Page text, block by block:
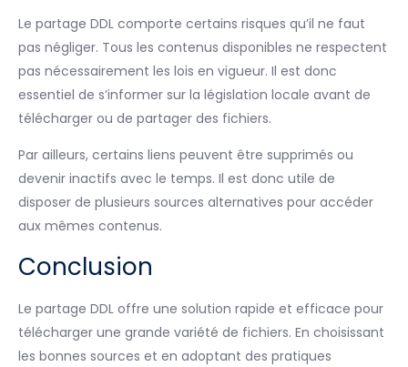
Le partage DDL comporte certains risques qu’il ne faut
pas négliger. Tous les contenus disponibles ne respectent
pas nécessairement les lois en vigueur. Il est donc
essentiel de s’informer sur la législation locale avant de
télécharger ou de partager des fichiers.
Par ailleurs, certains liens peuvent être supprimés ou
devenir inactifs avec le temps. Il est donc utile de
disposer de plusieurs sources alternatives pour accéder
aux mêmes contenus.
Conclusion
Le partage DDL offre une solution rapide et efficace pour
télécharger une grande variété de fichiers. En choisissant
les bonnes sources et en adoptant des pratiques